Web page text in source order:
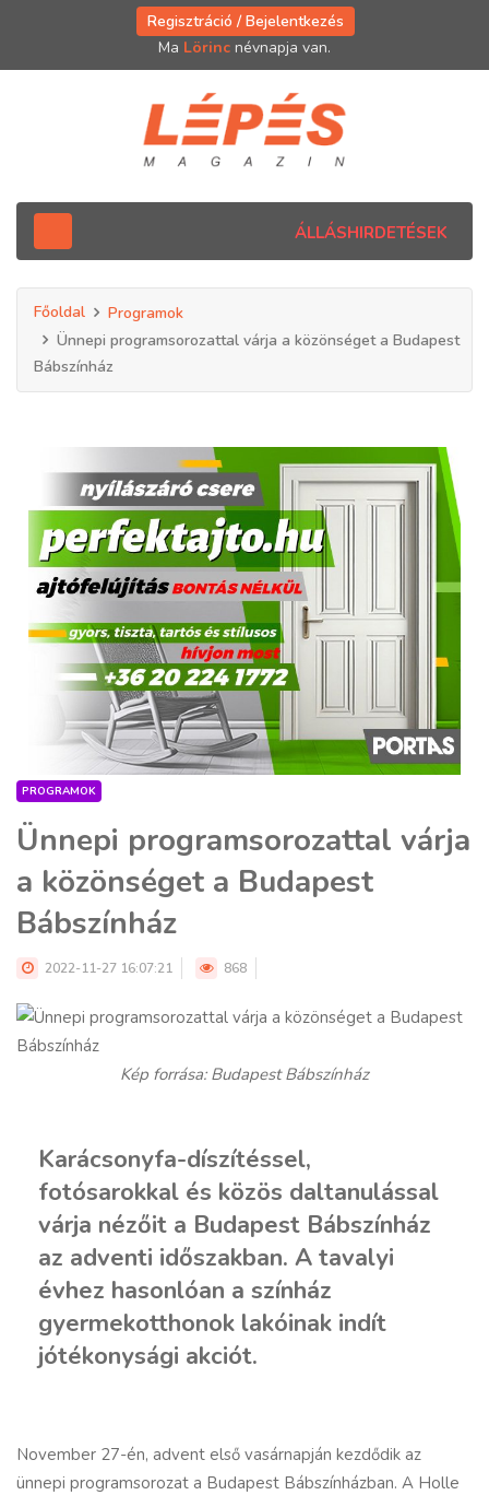
Regisztráció / Bejelentkezés
Ma Lörinc névnapja van.
ÁLLÁSHIRDETÉSEK
Főoldal
Programok
Ünnepi programsorozattal várja a közönséget a Budapest
Bábszínház
PROGRAMOK
Ünnepi programsorozattal várja
a közönséget a Budapest
Bábszínház
2022-11-27 16:07:21 868
Kép forrása: Budapest Bábszínház
Karácsonyfa-díszítéssel,
fotósarokkal és közös daltanulással
várja nézőit a Budapest Bábszínház
az adventi időszakban. A tavalyi
évhez hasonlóan a színház
gyermekotthonok lakóinak indít
jótékonysági akciót.
November 27-én, advent első vasárnapján kezdődik az
ünnepi programsorozat a Budapest Bábszínházban. A Holle